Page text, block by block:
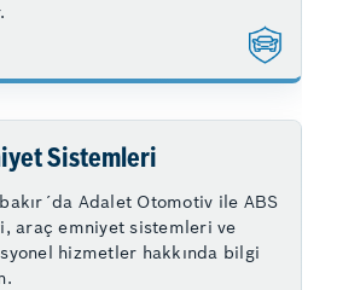
Sistemleri
Adalet Otomotiv ile ABS
araç emniyet sistemleri ve
hizmetler hakkında bilgi